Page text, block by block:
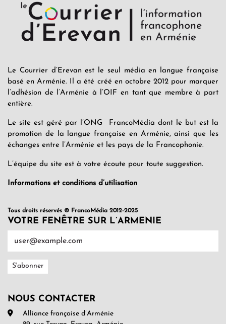
Le Courrier d’Erevan est le seul média en langue française
basé en Arménie. Il a été créé en octobre 2012 pour marquer
l’adhésion de l’Arménie à l’OIF en tant que membre à part
entière.
Le site est géré par l’ONG FrancoMédia dont le but est la
promotion de la langue française en Arménie, ainsi que les
échanges entre l’Arménie et les pays de la Francophonie.
L’équipe du site est à votre écoute pour toute suggestion.
Informations et conditions d’utilisation
Tous droits réservés © FrancoMédia 2012-2025
VOTRE FENÊTRE SUR L’ARMENIE
NOUS CONTACTER
Alliance française d’Arménie